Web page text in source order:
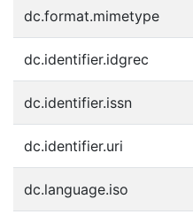
dc.format.mimetype
dc.identifier.idgrec
dc.identifier.issn
dc.identifier.uri
dc.language.iso